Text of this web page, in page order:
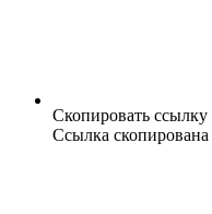
Скопировать ссылку
Ссылка скопирована